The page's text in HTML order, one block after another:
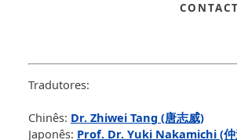
Tradutores:
Chinês: Dr. Zhiwei Tang (唐志威)
Japonês: Prof. Dr. Yuki Nakamichi (仲